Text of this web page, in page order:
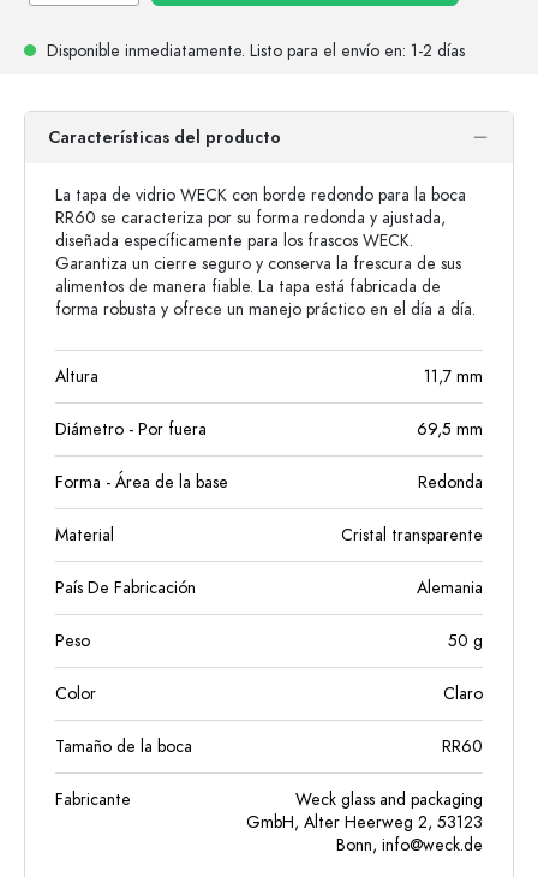
Disponible inmediatamente. Listo para el envío en: 1-2 días
Características del producto
La tapa de vidrio WECK con borde redondo para la boca
RR60 se caracteriza por su forma redonda y ajustada,
diseñada específicamente para los frascos WECK.
Garantiza un cierre seguro y conserva la frescura de sus
alimentos de manera fiable. La tapa está fabricada de
forma robusta y ofrece un manejo práctico en el día a día.
Altura 11,7 mm
Diámetro - Por fuera 69,5 mm
Forma - Área de la base Redonda
Material Cristal transparente
País De Fabricación Alemania
Peso 50 g
Color Claro
Tamaño de la boca RR60
Fabricante
Weck glass and packaging
GmbH, Alter Heerweg 2, 53123
Bonn, info@weck.de